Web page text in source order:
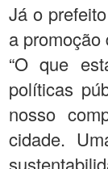
Já o
a
“O que
políticas
nosso
cidade.